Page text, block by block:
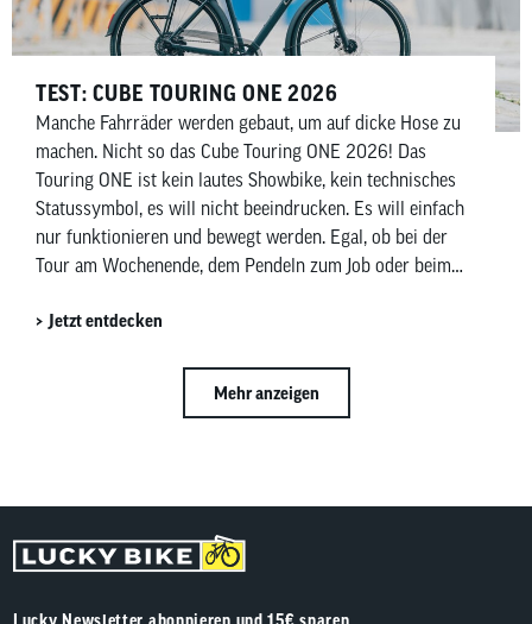
TEST: CUBE TOURING ONE 2026
Manche Fahrräder werden gebaut, um auf dicke Hose zu
machen. Nicht so das Cube Touring ONE 2026! Das
Touring ONE ist kein lautes Showbike, kein technisches
Statussymbol, es will nicht beeindrucken. Es will einfach
nur funktionieren und bewegt werden. Egal, ob bei der
Tour am Wochenende, dem Pendeln zum Job oder beim
diesen Fällen ein verlässlicher, ehrlicher Begleiter.
Jetzt entdecken
Mehr anzeigen